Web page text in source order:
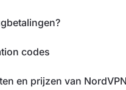
codes
en prijzen van